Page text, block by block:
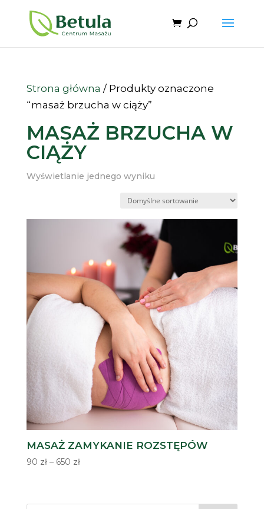
Strona główna / Produkty oznaczone
“masaż brzucha w ciąży”
MASAŻ BRZUCHA W
CIĄŻY
Wyświetlanie jednego wyniku
MASAŻ ZAMYKANIE ROZSTĘPÓW
90 zł – 650 złZakres
90 zł